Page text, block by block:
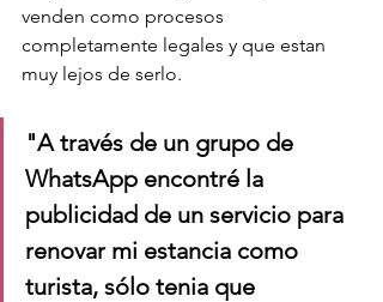
venden como procesos
completamente legales y que estan
muy lejos de serlo.
"A través de un grupo de
WhatsApp encontré la
publicidad de un servicio para
renovar mi estancia como
turista, sólo tenia que